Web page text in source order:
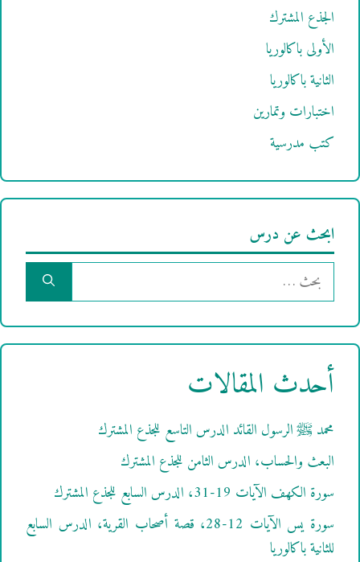
الجذع المشترك
الأولى باكالوريا
الثانية باكالوريا
اختبارات وتمارين
كتب مدرسية
ابحث عن درس
البحث
عن:
أحدث المقالات
محمد ﷺ الرسول القائد الدرس التاسع للجذع المشترك
البعث والحساب، الدرس الثامن للجذع المشترك
سورة الكهف الآيات 19-31، الدرس السابع للجذع المشترك
سورة يس الآيات 12-28، قصة أصحاب القرية، الدرس السابع
للثانية باكالوريا